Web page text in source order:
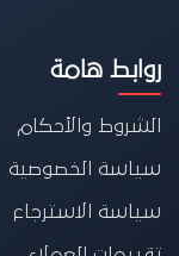
روابط هامة
الشروط والأحكام
سياسة الخصوصية
سياسة الاسترجاع